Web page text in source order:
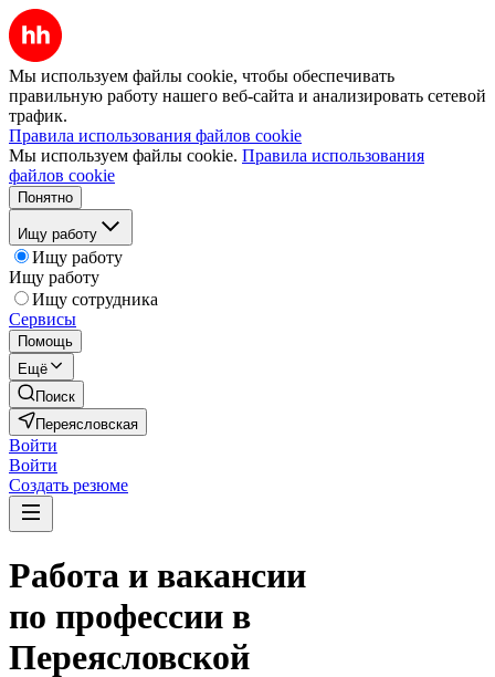
Мы используем файлы cookie, чтобы обеспечивать
правильную работу нашего веб-сайта и анализировать сетевой
трафик.
Правила использования файлов cookie
Мы используем файлы cookie. Правила использования
файлов cookie
Понятно
Ищу работу
Ищу работу
Ищу работу
Ищу сотрудника
Сервисы
Помощь
Ещё
Поиск
Переясловская
Войти
Войти
Создать резюме
Работа и вакансии
по профессии в
Переясловской